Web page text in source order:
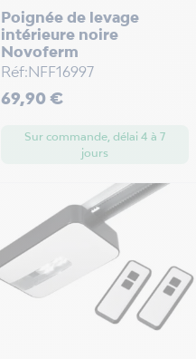
Poignée de levage
intérieure noire
Novoferm
Réf:NFF16997
Prix
69,90 €
Sur commande, délai 4 à 7
jours